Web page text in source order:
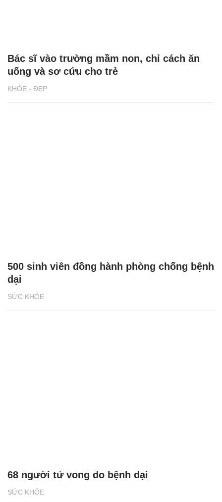
KHỎE - ĐẸP
Bác sĩ vào trường mầm non, chỉ cách ăn
uống và sơ cứu cho trẻ
SỨC KHỎE
500 sinh viên đồng hành phòng chống bệnh
dại
SỨC KHỎE
68 người tử vong do bệnh dại